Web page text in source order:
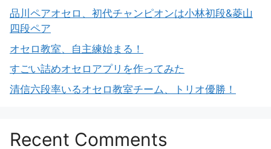
品川ペアオセロ、初代チャンピオンは小林初段&菱山
四段ペア
オセロ教室、自主練始まる！
すごい詰めオセロアプリを作ってみた
清信六段率いるオセロ教室チーム、トリオ優勝！
Recent Comments